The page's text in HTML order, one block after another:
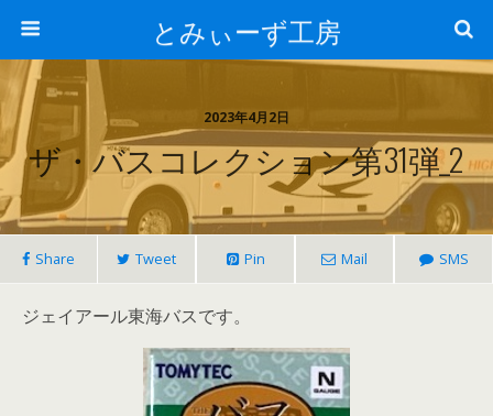
とみぃーず工房
2023年4月2日
ザ・バスコレクション第31弾_2
Share Tweet Pin Mail SMS
ジェイアール東海バスです。